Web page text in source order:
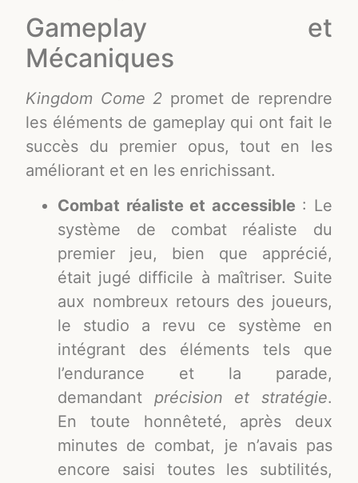
Gameplay et
Mécaniques
Kingdom Come 2 promet de reprendre
les éléments de gameplay qui ont fait le
succès du premier opus, tout en les
améliorant et en les enrichissant.
Combat réaliste et accessible : Le
système de combat réaliste du
premier jeu, bien que apprécié,
était jugé difficile à maîtriser. Suite
aux nombreux retours des joueurs,
le studio a revu ce système en
intégrant des éléments tels que
l’endurance et la parade,
demandant précision et stratégie.
En toute honnêteté, après deux
minutes de combat, je n’avais pas
encore saisi toutes les subtilités,